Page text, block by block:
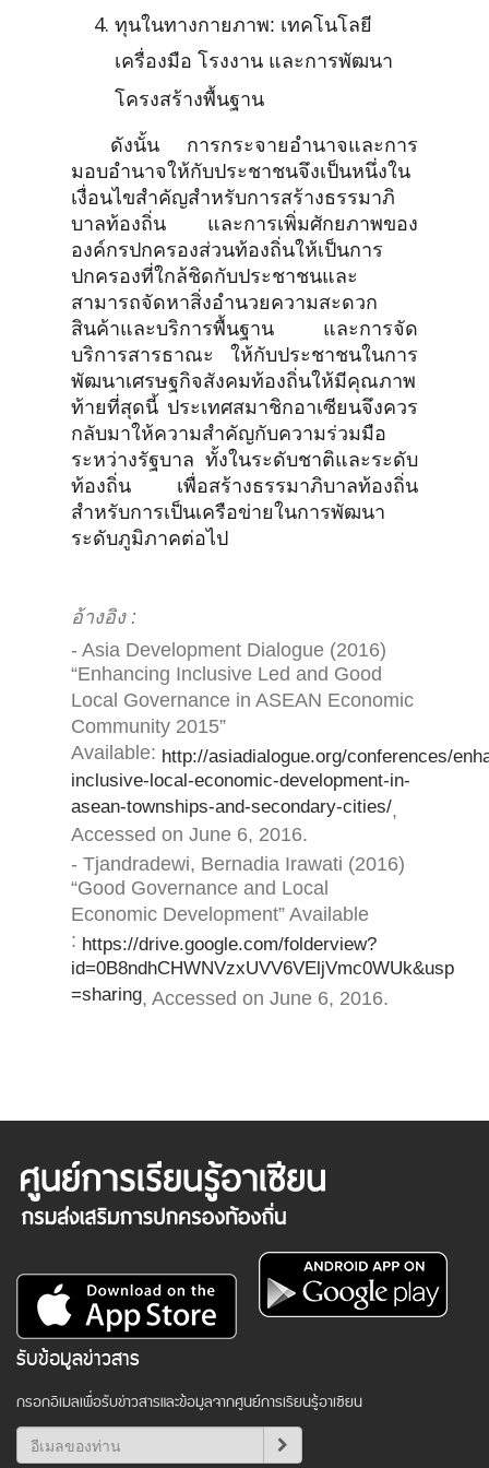
ทุนในทางกายภาพ: เทคโนโลยี
เครื่องมือ โรงงาน และการพัฒนา
โครงสร้างพื้นฐาน
ดังนั้น การกระจายอำนาจและการ
มอบอำนาจให้กับประชาชนจึงเป็นหนึ่งใน
เงื่อนไขสำคัญสำหรับการสร้างธรรมาภิ
บาลท้องถิ่น และการเพิ่มศักยภาพของ
องค์กรปกครองส่วนท้องถิ่นให้เป็นการ
ปกครองที่ใกล้ชิดกับประชาชนและ
สามารถจัดหาสิ่งอำนวยความสะดวก
สินค้าและบริการพื้นฐาน และการจัด
บริการสารธาณะ ให้กับประชาชนในการ
พัฒนาเศรษฐกิจสังคมท้องถิ่นให้มีคุณภาพ
ท้ายที่สุดนี้ ประเทศสมาชิกอาเซียนจึงควร
กลับมาให้ความสำคัญกับความร่วมมือ
ระหว่างรัฐบาล ทั้งในระดับชาติและระดับ
ท้องถิ่น เพื่อสร้างธรรมาภิบาลท้องถิ่น
สำหรับการเป็นเครือข่ายในการพัฒนา
ระดับภูมิภาคต่อไป
อ้างอิง :
- Asia Development Dialogue (2016)
“Enhancing Inclusive Led and Good
Local Governance in ASEAN Economic
Community 2015”
Available: http://asiadialogue.org/conferences/
inclusive-local-economic-development-in-
asean-townships-and-secondary-cities/,
Accessed on June 6, 2016.
- Tjandradewi, Bernadia Irawati (2016)
“Good Governance and Local
Economic Development” Available
: https://drive.google.com/folderview?
id=0B8ndhCHWNVzxUVV6VEljVmc0WUk&usp
=sharing, Accessed on June 6, 2016.
รับข้อมูลข่าวสาร
กรอกอีเมลเพื่อรับข่าวสารและข้อมูลจากศูนย์การเรียนรู้อาเซียน